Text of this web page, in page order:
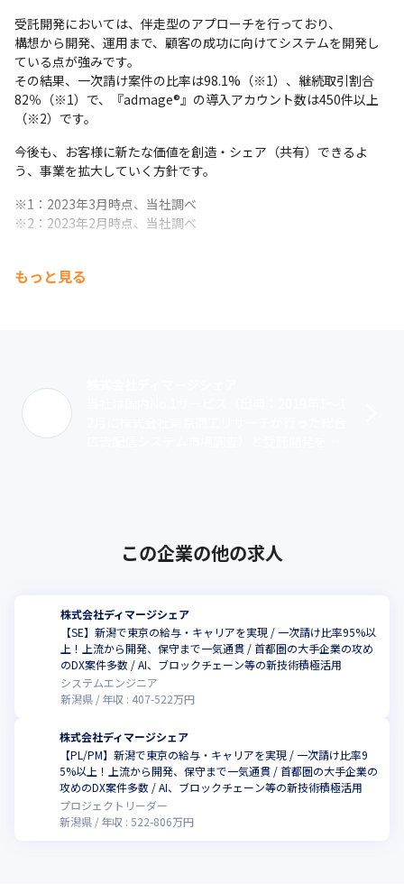
受託開発においては、伴走型のアプローチを行っており、
構想から開発、運用まで、顧客の成功に向けてシステムを開発し
ている点が強みです。
その結果、一次請け案件の比率は98.1%（※1）、継続取引割合
82％（※1）で、『admage®』の導入アカウント数は450件以上
（※2）です。
今後も、お客様に新たな価値を創造・シェア（共有）できるよ
う、事業を拡大していく方針です。
※1：2023年3月時点、当社調べ
※2：2023年2月時点、当社調べ
もっと見る
この企業の他の求人
株式会社ディマージシェア
【SE】新潟で東京の給与・キャリアを実現 / 一次請け比率95%以
上！上流から開発、保守まで一気通貫 / 首都圏の大手企業の攻め
のDX案件多数 / AI、ブロックチェーン等の新技術積極活用
システムエンジニア
新潟県
年収 : 407-522万円
株式会社ディマージシェア
【PL/PM】新潟で東京の給与・キャリアを実現 / 一次請け比率9
5%以上！上流から開発、保守まで一気通貫 / 首都圏の大手企業の
攻めのDX案件多数 / AI、ブロックチェーン等の新技術積極活用
プロジェクトリーダー
新潟県
年収 :522-806万円